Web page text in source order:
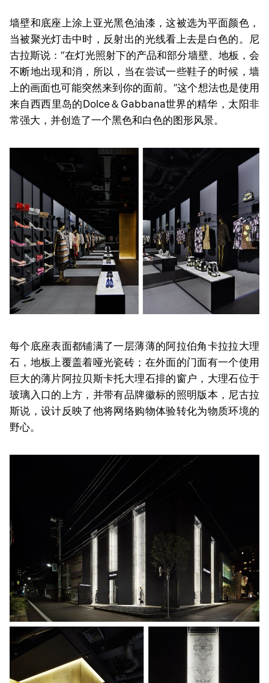
墙壁和底座上涂上亚光黑色油漆，这被选为平面颜色，
当被聚光灯击中时，反射出的光线看上去是白色的。尼
古拉斯说：“在灯光照射下的产品和部分墙壁、地板，会
不断地出现和消，所以，当在尝试一些鞋子的时候，墙
上的画面也可能突然来到你的面前。”这个想法也是使用
来自西西里岛的Dolce＆Gabbana世界的精华，太阳非
常强大，并创造了一个黑色和白色的图形风景。
每个底座表面都铺满了一层薄薄的阿拉伯角卡拉拉大理
石，地板上覆盖着哑光瓷砖；在外面的门面有一个使用
巨大的薄片阿拉贝斯卡托大理石排的窗户，大理石位于
玻璃入口的上方，并带有品牌徽标的照明版本，尼古拉
斯说，设计反映了他将网络购物体验转化为物质环境的
野心。